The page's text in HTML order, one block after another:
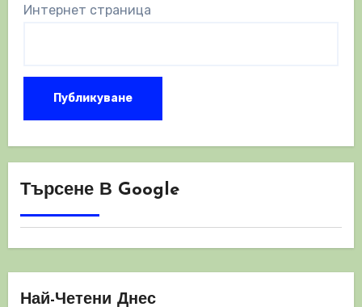
Интернет страница
Търсене В Google
Най-Четени Днес